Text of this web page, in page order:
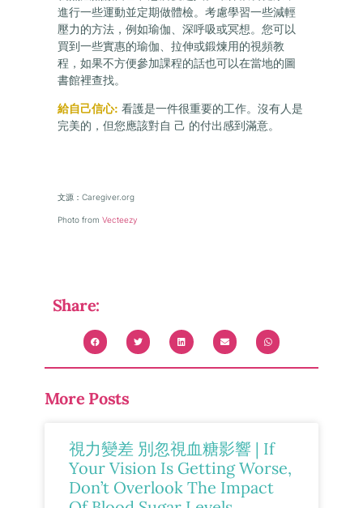
進行一些運動並定期做體檢。考慮學習一些減輕
壓力的方法，例如瑜伽、深呼吸或冥想。您可以
買到一些實惠的瑜伽、拉伸或鍛煉用的視頻教
程，如果不方便參加課程的話也可以在當地的圖
書館裡查找。
給自己信心: 看護是一件很重要的工作。沒有人是
完美的，但您應該對自 己 的付出感到滿意。
文源：Caregiver.org
Photo fromVecteezy
Share:
More Posts
視力變差 別忽視血糖影響 | If
Your Vision Is Getting Worse,
Don’t Overlook The Impact